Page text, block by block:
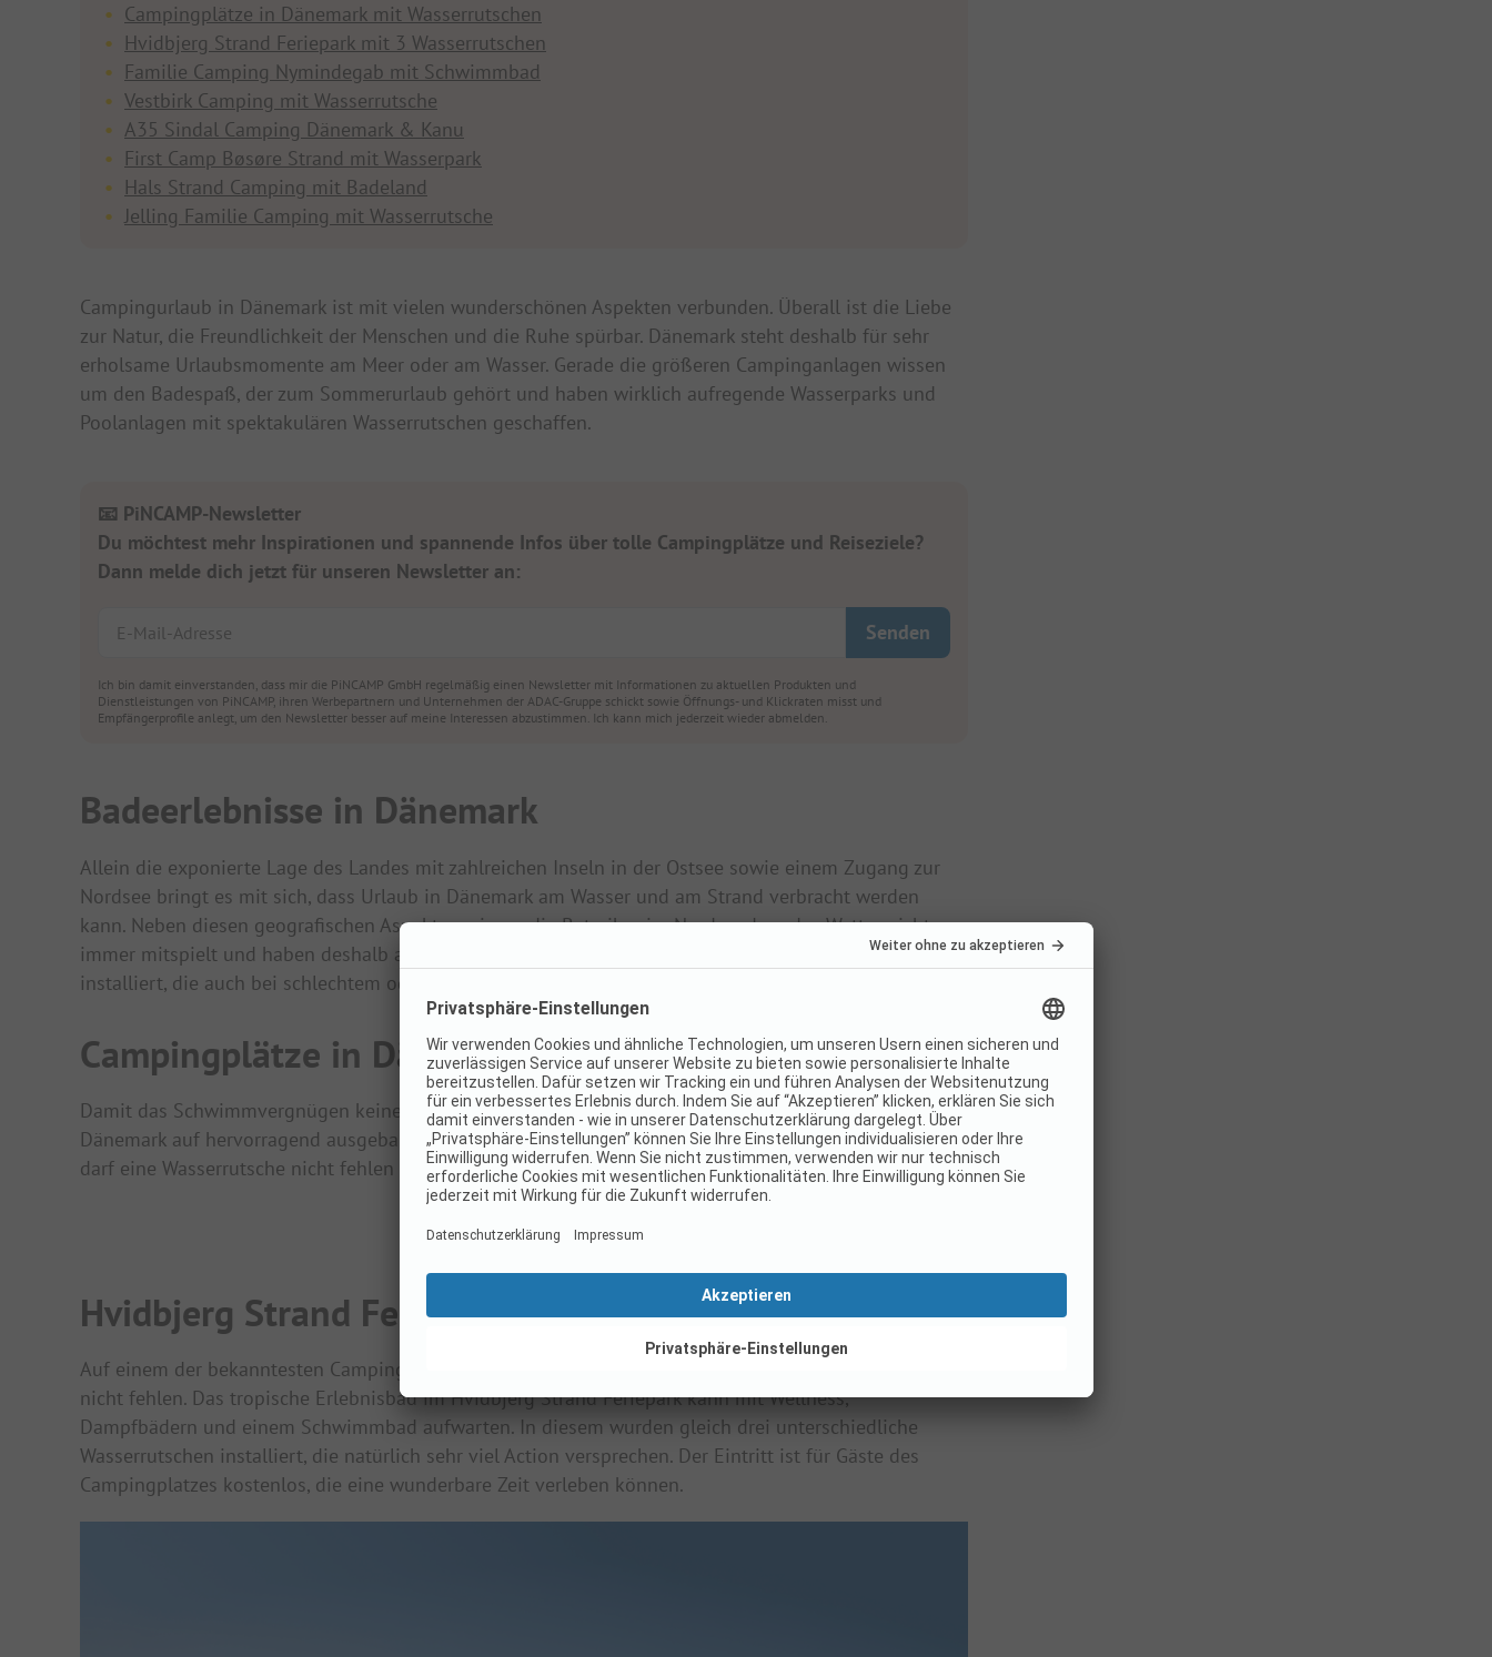
Campingplätze in Dänemark mit Wasserrutschen
Hvidbjerg Strand Feriepark mit 3 Wasserrutschen
Familie Camping Nymindegab mit Schwimmbad
Vestbirk Camping mit Wasserrutsche
A35 Sindal Camping Dänemark & Kanu
First Camp Bøsøre Strand mit Wasserpark
Hals Strand Camping mit Badeland
Jelling Familie Camping mit Wasserrutsche
Campingurlaub in Dänemark ist mit vielen wunderschönen Aspekten verbunden. Überall ist die Liebe
zur Natur, die Freundlichkeit der Menschen und die Ruhe spürbar. Dänemark steht deshalb für sehr
erholsame Urlaubsmomente am Meer oder am Wasser. Gerade die größeren Campinganlagen wissen
um den Badespaß, der zum Sommerurlaub gehört und haben wirklich aufregende Wasserparks und
Poolanlagen mit spektakulären Wasserrutschen geschaffen.
📧 PiNCAMP-Newsletter
Du möchtest mehr Inspirationen und spannende Infos über tolle Campingplätze und Reiseziele?
Dann melde dich jetzt für unseren Newsletter an:
Ich bin damit einverstanden, dass mir die PiNCAMP GmbH regelmäßig einen Newsletter mit Informationen zu aktuellen Produkten und
Dienstleistungen von PiNCAMP, ihren Werbepartnern und Unternehmen der ADAC-Gruppe schickt sowie Öffnungs- und Klickraten misst und
Empfängerprofile anlegt, um den Newsletter besser auf meine Interessen abzustimmen. Ich kann mich jederzeit wieder abmelden.
Badeerlebnisse in Dänemark
Allein die exponierte Lage des Landes mit zahlreichen Inseln in der Ostsee sowie einem Zugang zur
Nordsee bringt es mit sich, dass Urlaub in Dänemark am Wasser und am Strand verbracht werden
kann. Neben diesen geografischen Aspekten wissen die Betreiber im Norden, dass das Wetter nicht
immer mitspielt und haben deshalb abwechslungsreiche Schwimmbäder mit Wasserrutschen
installiert, die auch bei schlechtem oder kaltem Wetter unheimlich viel Spaß bereiten können.
Campingplätze in Dänemark mit Wasserrutschen
Damit das Schwimmvergnügen keine Einschränkungen erfährt, setzen zahlreiche Campingplätze in
Dänemark auf hervorragend ausgebaute Poollandschaften mit unterschiedlicher Gestaltung. Oftmals
darf eine Wasserrutsche nicht fehlen und wir stellen euch diese Campingplätze vor:
Hvidbjerg Strand Feriepark mit 3 Wasserrutschen
Auf einem der bekanntesten Campingplätze mit einem hohem Komfort darf auch ein Schwimmbad
nicht fehlen. Das tropische Erlebnisbad im Hvidbjerg Strand Feriepark kann mit Wellness,
Dampfbädern und einem Schwimmbad aufwarten. In diesem wurden gleich drei unterschiedliche
Wasserrutschen installiert, die natürlich sehr viel Action versprechen. Der Eintritt ist für Gäste des
Campingplatzes kostenlos, die eine wunderbare Zeit verleben können.